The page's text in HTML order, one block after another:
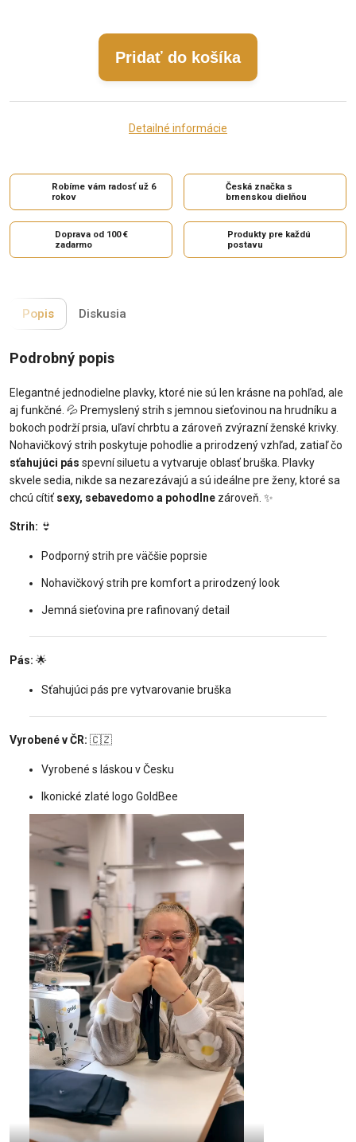
Pridať do košíka
Detailné informácie
Robíme vám radosť už 6
rokov
Česká značka s
brnenskou dielňou
Doprava od 100 €
zadarmo
Produkty pre každú
postavu
Popis Diskusia
Podrobný popis
Elegantné jednodielne plavky, ktoré nie sú len krásne na pohľad, ale
aj funkčné. 💦 Premyslený strih s jemnou sieťovinou na hrudníku a
bokoch podrží prsia, uľaví chrbtu a zároveň zvýrazní ženské krivky.
Nohavičkový strih poskytuje pohodlie a prirodzený vzhľad, zatiaľ čo
sťahujúci pás spevní siluetu a vytvaruje oblasť bruška. Plavky
skvele sedia, nikde sa nezarezávajú a sú ideálne pre ženy, ktoré sa
chcú cítiť sexy, sebavedomo a pohodlne zároveň. ✨
Strih: 👙
Podporný strih pre väčšie poprsie
Nohavičkový strih pre komfort a prirodzený look
Jemná sieťovina pre rafinovaný detail
Pás: 🌟
Sťahujúci pás pre vytvarovanie bruška
Vyrobené v ČR: 🇨🇿
Vyrobené s láskou v Česku
Ikonické zlaté logo GoldBee